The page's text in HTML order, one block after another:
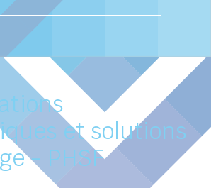
et solutions
- PHSF